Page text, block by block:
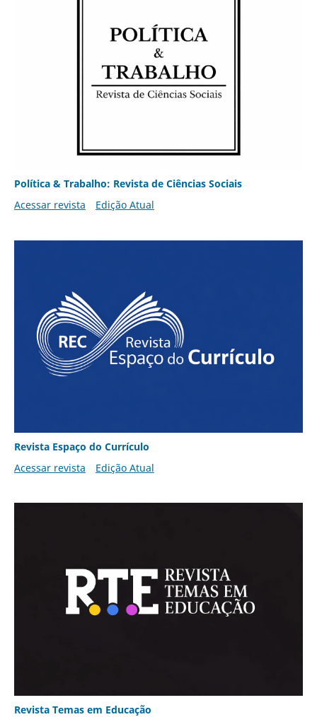
Política & Trabalho: Revista de Ciências Sociais
Acessar revista
Edição Atual
Revista Espaço do Currículo
Acessar revista
Edição Atual
Revista Temas em Educação